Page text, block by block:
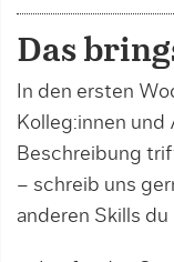
Das
In den ersten
Kolleg:innen und
Beschreibung
– schreib uns
anderen Skills